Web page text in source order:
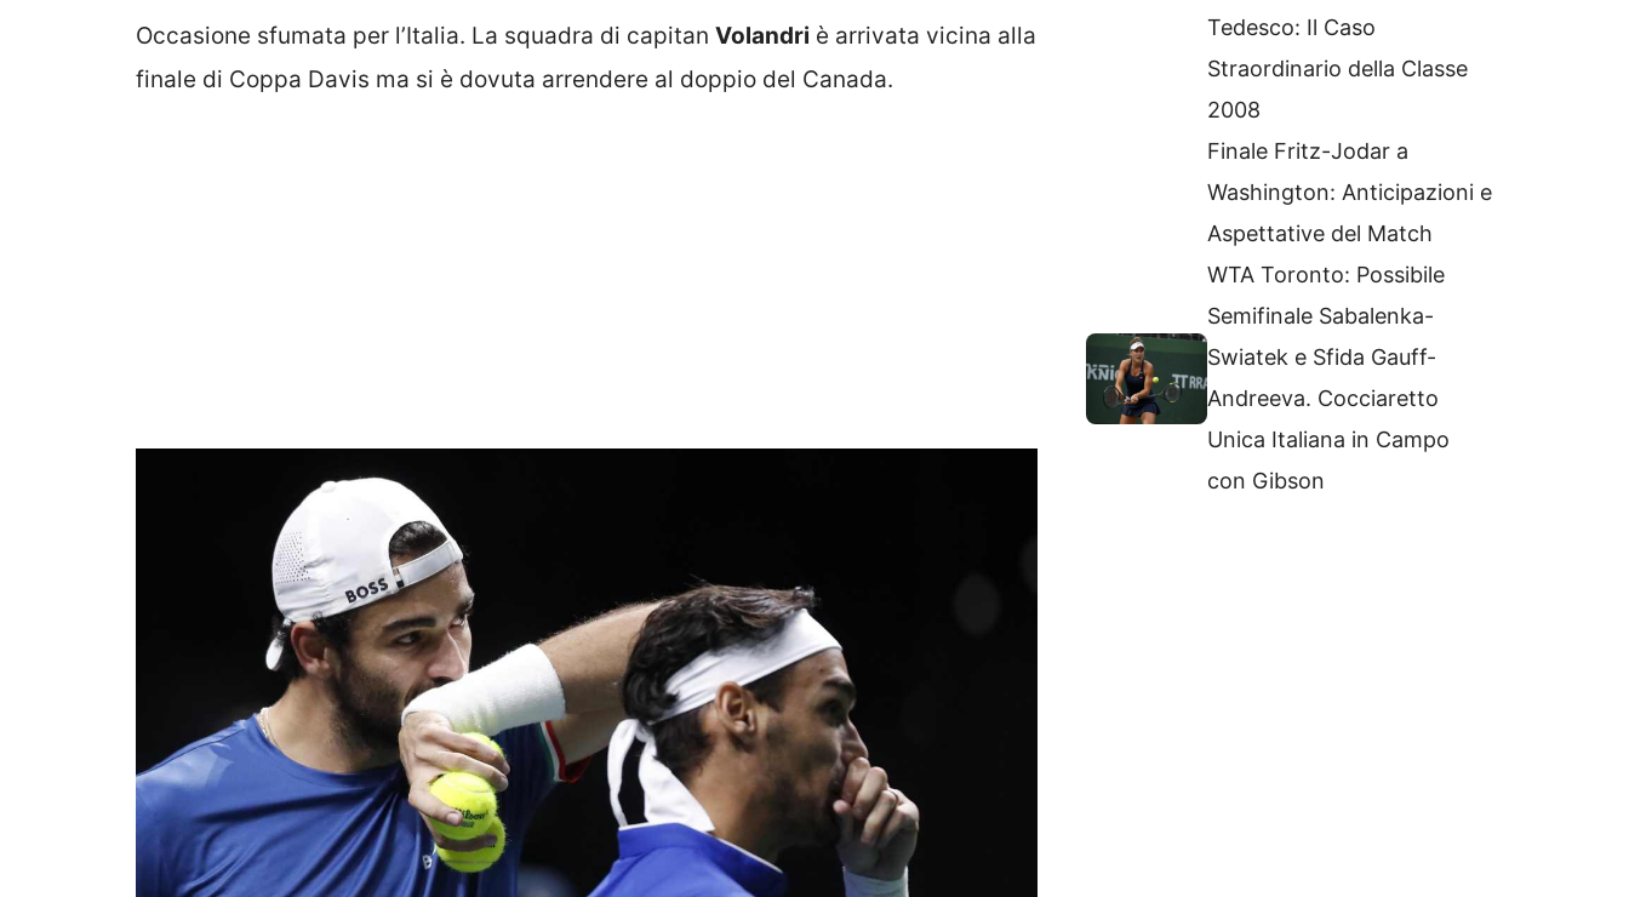
Occasione sfumata per l’Italia. La squadra di capitan Volandri è arrivata vicina alla
finale di Coppa Davis ma si è dovuta arrendere al doppio del Canada.
Tedesco: Il Caso
Straordinario della Classe
2008
Finale Fritz-Jodar a
Washington: Anticipazioni e
Aspettative del Match
WTA Toronto: Possibile
Semifinale Sabalenka-
Swiatek e Sfida Gauff-
Andreeva. Cocciaretto
Unica Italiana in Campo
con Gibson